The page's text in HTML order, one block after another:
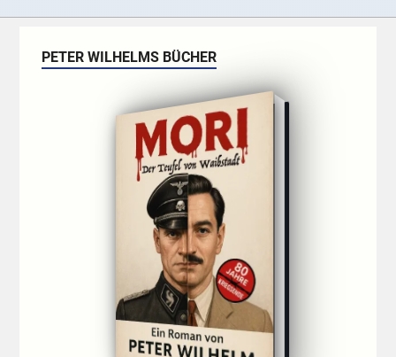
PETER WILHELMS BÜCHER